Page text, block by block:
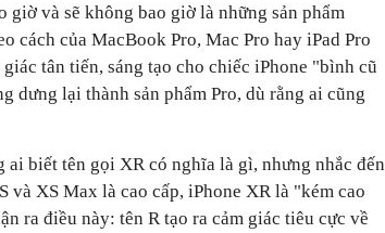
giờ và sẽ không bao giờ là những sản phẩm
cách của MacBook Pro, Mac Pro hay iPad Pro
tân tiến, sáng tạo cho chiếc iPhone "bình cũ
dưng lại thành sản phẩm Pro, dù rằng ai cũng
biết tên gọi XR có nghĩa là gì, nhưng nhắc đến
và XS Max là cao cấp, iPhone XR là "kém cao
ra điều này: tên R tạo ra cảm giác tiêu cực về